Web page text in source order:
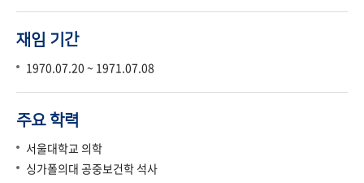
재임 기간
1970.07.20 ~ 1971.07.08
주요 학력
서울대학교 의학
싱가폴의대 공중보건학 석사